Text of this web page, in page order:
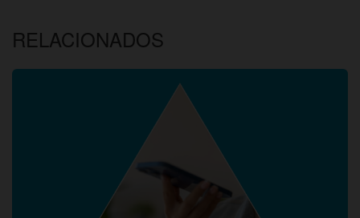
RELACIONADOS